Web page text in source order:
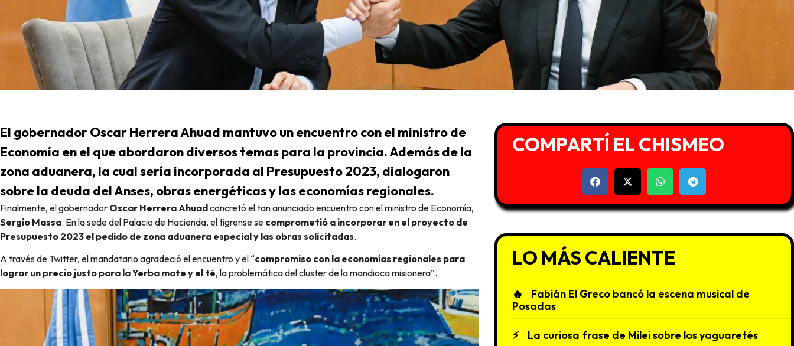
El gobernador Oscar Herrera Ahuad mantuvo un encuentro con el ministro de
Economía en el que abordaron diversos temas para la provincia. Además de la
zona aduanera, la cual sería incorporada al Presupuesto 2023, dialogaron
sobre la deuda del Anses, obras energéticas y las economías regionales.
Finalmente, el gobernador Oscar Herrera Ahuadconcretó el tan anunciado encuentro con el ministro de Economía,
Sergio Massa. En la sede del Palacio de Hacienda, el tigrense se comprometió a incorporar en el proyecto de
Presupuesto 2023 el pedido de zona aduanera especial y las obras solicitadas.
A través de Twitter, el mandatario agradeció el encuentro y el “compromiso con la economías regionales para
lograr un precio justo para la Yerba mate y el té, la problemática del cluster de la mandioca misionera”.
COMPARTÍ EL CHISMEO
LO MÁS CALIENTE
Fabián El Greco bancó la escena musical de
Posadas
La curiosa frase de Milei sobre los yaguaretés